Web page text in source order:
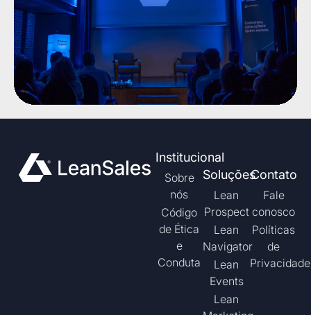
Institucional
Sobre
nós
Código
de Ética
e
Conduta
Soluções
Lean
Prospect
Lean
Navigator
Lean
Events
Lean
Contato
Fale
conosco
Políticas
de
Privacidade